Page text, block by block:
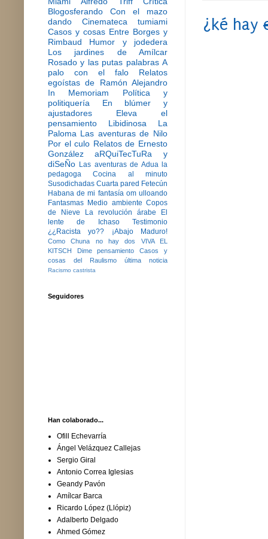
¿ké hay
Blogosferando
Con el mazo
dando
Cinemateca tumiami
Casos y cosas Entre Borges y
Rimbaud
Humor y jodedera
Los jardines de Amílcar
Rosado y las putas palabras A
palo con el falo
Relatos
egoístas de Ramón Alejandro
In Memoriam
Política y
politiquería
En blúmer y
ajustadores
Eleva el
pensamiento
Libidinosa
La
Paloma Las aventuras de Nilo
Por el culo Relatos de Ernesto
González
aRQuiTecTuRa y
diSeÑo Las aventuras de Adua la
pedagoga
Cocina al minuto
Susodichadas Cuarta pared Fetecún
Habana de mi fantasía om ulloando
Fantasmas Medio ambiente Copos
de Nieve
La revolución árabe
El
lente de Ichaso
Testimonio
¿¿Racista yo??
¡Abajo Maduro!
Como Chuna no hay dos
VIVA EL
KITSCH
Dime pensamiento
Casos y
cosas del Raulismo
última noticia
Racismo castrista
Seguidores
Han colaborado...
Ofill Echevarría
Ángel Velázquez Callejas
Sergio Giral
Antonio Correa Iglesias
Geandy Pavón
Amílcar Barca
Ricardo López (Llópiz)
Adalberto Delgado
Ahmed Gómez